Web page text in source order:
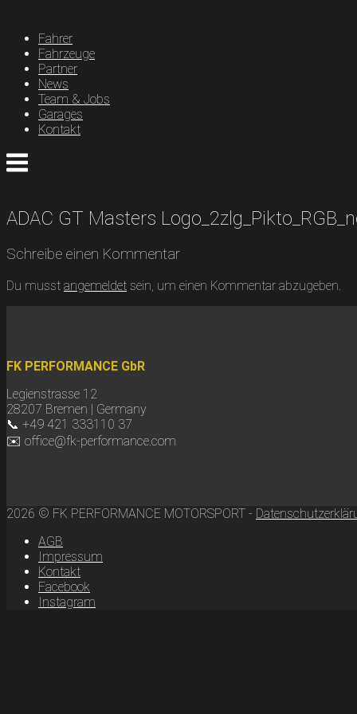
contentFahrer
Fahrzeuge
Partner
News
Team & Jobs
Garages
Kontakt
Menu
ADAC GT Masters
Schreibe einen Kommentar
Du musst angemeldet sein, um einen Kommentar abzugeben.
FK PERFORMANCE GbR
Legienstrasse 12
28207 Bremen | Germany
📞 +49 421 333110 37
✉️ office@fk-performance.com
2026 © FK PERFORMANCE MOTORSPORT -
AGB
Impressum
Kontakt
Facebook
Instagram